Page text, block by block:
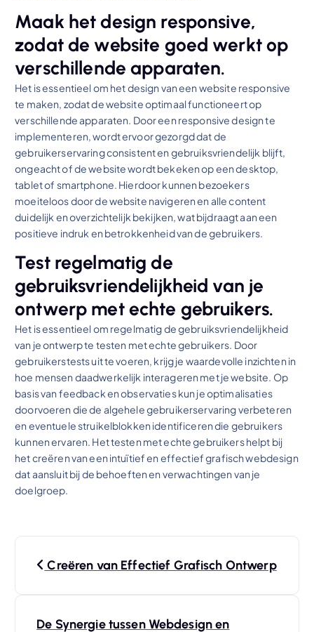
Maak het design responsive,
zodat de website goed werkt op
verschillende apparaten.
Het is essentieel om het design van een website responsive
te maken, zodat de website optimaal functioneert op
verschillende apparaten. Door een responsive design te
implementeren, wordt ervoor gezorgd dat de
gebruikerservaring consistent en gebruiksvriendelijk blijft,
ongeacht of de website wordt bekeken op een desktop,
tablet of smartphone. Hierdoor kunnen bezoekers
moeiteloos door de website navigeren en alle content
duidelijk en overzichtelijk bekijken, wat bijdraagt aan een
positieve indruk en betrokkenheid van de gebruikers.
Test regelmatig de
gebruiksvriendelijkheid van je
ontwerp met echte gebruikers.
Het is essentieel om regelmatig de gebruiksvriendelijkheid
van je ontwerp te testen met echte gebruikers. Door
gebruikerstests uit te voeren, krijg je waardevolle inzichten in
hoe mensen daadwerkelijk interageren met je website. Op
basis van feedback en observaties kun je optimalisaties
doorvoeren die de algehele gebruikerservaring verbeteren
en eventuele struikelblokken identificeren die gebruikers
kunnen ervaren. Het testen met echte gebruikers helpt bij
het creëren van een intuïtief en effectief grafisch webdesign
dat aansluit bij de behoeften en verwachtingen van je
doelgroep.
Creëren van Effectief Grafisch Ontwerp
De Synergie tussen Webdesign en